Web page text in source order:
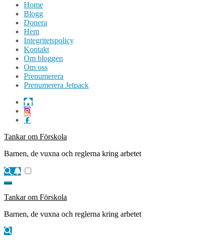
Home
Blogg
Donera
Hem
Integritetspolicy
Kontakt
Om bloggen
Om oss
Prenumerera
Prenumerera Jetpack
Tankar om Förskola
Barnen, de vuxna och reglerna kring arbetet
Tankar om Förskola
Barnen, de vuxna och reglerna kring arbetet